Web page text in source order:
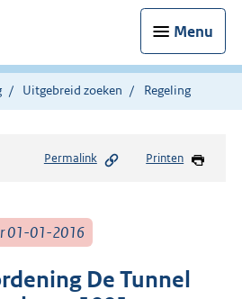
Menu
Uitgebreid zoeken Regeling
Permalink Printen
01-01-2016
De Tunnel